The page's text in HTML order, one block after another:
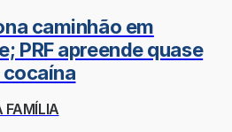
caminhão em
PRF apreende quase
FAMÍLIA